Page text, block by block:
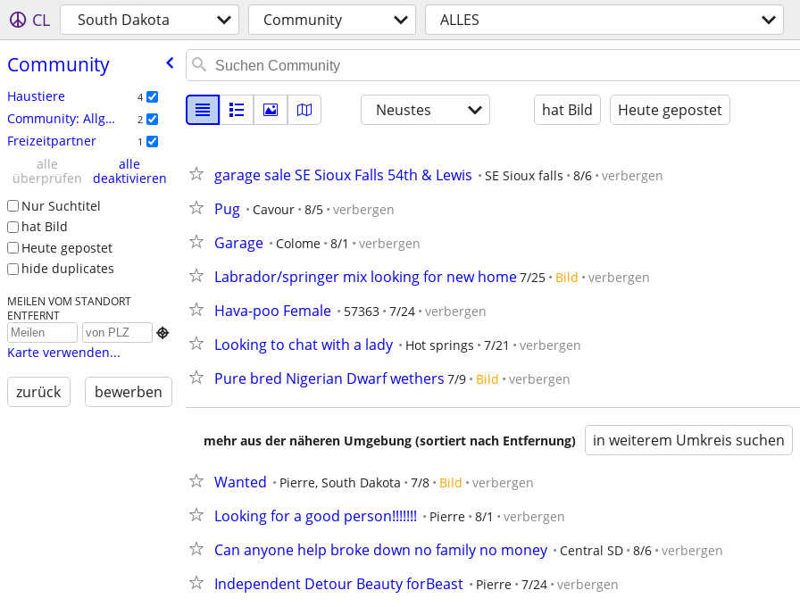
CL South Dakota Community ALLES
Community
Haustiere 4
Community: Allgemein 2
Freizeitpartner 1
alle
überprüfen
alle
deaktivieren
Nur Suchtitel
hat Bild
Heute gepostet
hide duplicates
MEILEN VOM STANDORT
ENTFERNT

Karte verwenden...
zurück bewerben
Neustes hat Bild Heute gepostet
garage sale SE Sioux Falls 54th & Lewis SE Sioux falls 8/6 verbergen
Pug Cavour 8/5 verbergen
Garage Colome 8/1 verbergen
Labrador/springer mix looking for new home7/25 Bild verbergen
Hava-poo Female 57363 7/24 verbergen
Looking to chat with a lady Hot springs 7/21 verbergen
Pure bred Nigerian Dwarf wethers 7/9 Bild verbergen
mehr aus der näheren Umgebung (sortiert nach Entfernung) in weiterem Umkreis suchen
Wanted Pierre, South Dakota 7/8 Bild verbergen
Looking for a good person!!!!!!! Pierre 8/1 verbergen
Can anyone help broke down no family no money Central SD 8/6 verbergen
Independent Detour Beauty forBeast Pierre 7/24 verbergen